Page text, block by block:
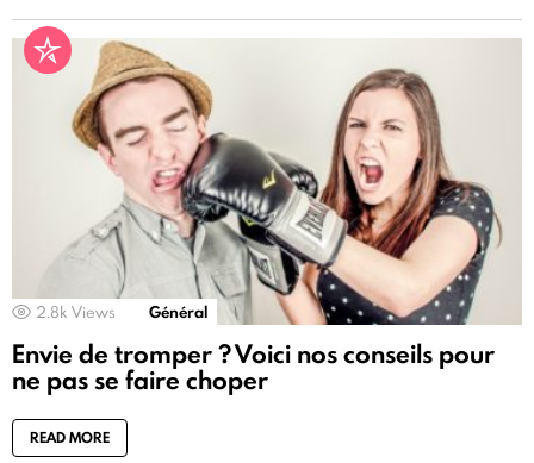
2.8k Views Général
Envie de tromper ? Voici nos conseils pour
ne pas se faire choper
READ MORE